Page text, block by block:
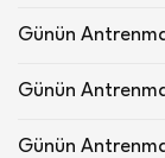
Günün
Günün
Günün